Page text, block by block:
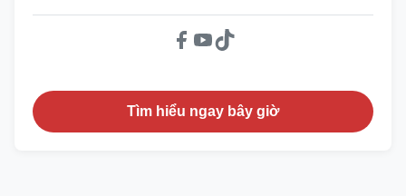
Tìm hiểu ngay bây giờ